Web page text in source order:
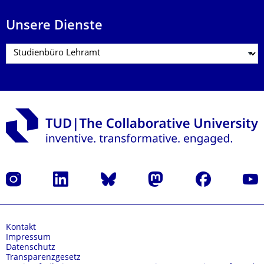
Unsere Dienste
Instagram LinkedIn Bluesky Mastodon Facebook
Kontakt
Impressum
Datenschutz
Transparenzgesetz